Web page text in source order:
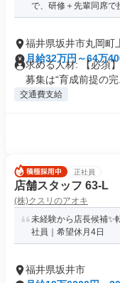
で、研修＋先輩同席で
福井県坂井市丸岡町
月給32万円～64万
求める人材: 【必須
募集は“育成前提の完
交通費支給
正社員
店舗スタッフ 63-L
(株)クスリのアオキ
未経験から店長候補✨
社員｜希望休月4日
福井県坂井市